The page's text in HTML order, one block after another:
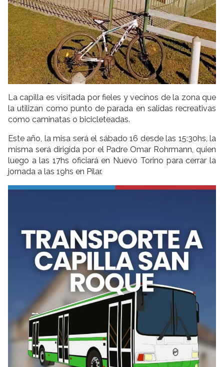
La capilla es visitada por fieles y vecinos de la zona que
la utilizan como punto de parada en salidas recreativas
como caminatas o bicicleteadas.
Este año, la misa será el sábado 16 desde las 15:30hs, la
misma será dirigida por el Padre Omar Rohrmann, quien
luego a las 17hs oficiará en Nuevo Torino para cerrar la
jornada a las 19hs en Pilar.